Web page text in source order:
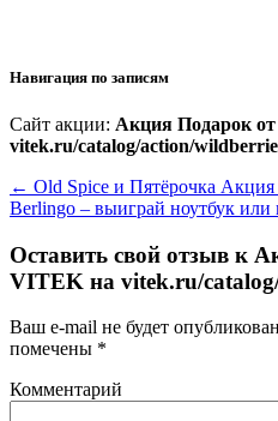
Навигация по записям
Сайт акции: Акция Подарок
vitek.ru/catalog/action/
← Old Spice и Пятёрочка Акция
Berlingo – выиграй ноутбук или
Оставить свой отзыв к
VITEK на vitek.ru/
Ваш e-mail не будет
помечены *
Комментарий